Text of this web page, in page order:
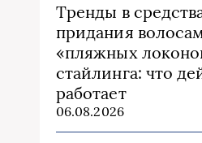
Тренды в
придания
«пляжных
стайлинга: что
работает
06.08.2026